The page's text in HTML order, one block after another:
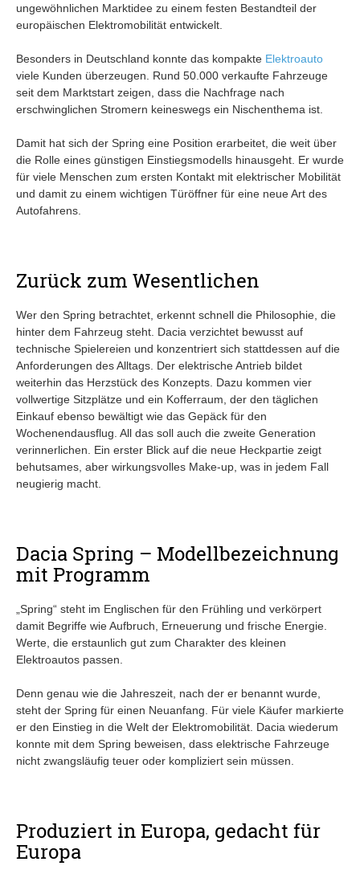
ungewöhnlichen Marktidee zu einem festen Bestandteil der
europäischen Elektromobilität entwickelt.
Besonders in Deutschland konnte das kompakte Elektroauto
viele Kunden überzeugen. Rund 50.000 verkaufte Fahrzeuge
seit dem Marktstart zeigen, dass die Nachfrage nach
erschwinglichen Stromern keineswegs ein Nischenthema ist.
Damit hat sich der Spring eine Position erarbeitet, die weit über
die Rolle eines günstigen Einstiegsmodells hinausgeht. Er wurde
für viele Menschen zum ersten Kontakt mit elektrischer Mobilität
und damit zu einem wichtigen Türöffner für eine neue Art des
Autofahrens.
Zurück zum Wesentlichen
Wer den Spring betrachtet, erkennt schnell die Philosophie, die
hinter dem Fahrzeug steht. Dacia verzichtet bewusst auf
technische Spielereien und konzentriert sich stattdessen auf die
Anforderungen des Alltags. Der elektrische Antrieb bildet
weiterhin das Herzstück des Konzepts. Dazu kommen vier
vollwertige Sitzplätze und ein Kofferraum, der den täglichen
Einkauf ebenso bewältigt wie das Gepäck für den
Wochenendausflug. All das soll auch die zweite Generation
verinnerlichen. Ein erster Blick auf die neue Heckpartie zeigt
behutsames, aber wirkungsvolles Make-up, was in jedem Fall
neugierig macht.
Dacia Spring – Modellbezeichnung
mit Programm
„Spring“ steht im Englischen für den Frühling und verkörpert
damit Begriffe wie Aufbruch, Erneuerung und frische Energie.
Werte, die erstaunlich gut zum Charakter des kleinen
Elektroautos passen.
Denn genau wie die Jahreszeit, nach der er benannt wurde,
steht der Spring für einen Neuanfang. Für viele Käufer markierte
er den Einstieg in die Welt der Elektromobilität. Dacia wiederum
konnte mit dem Spring beweisen, dass elektrische Fahrzeuge
nicht zwangsläufig teuer oder kompliziert sein müssen.
Produziert in Europa, gedacht für
Europa